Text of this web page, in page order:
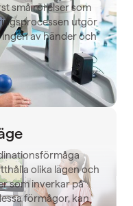
små rörelser som
utgör
av händer och
olika lägen och
som inverkar på
förmågor, kan